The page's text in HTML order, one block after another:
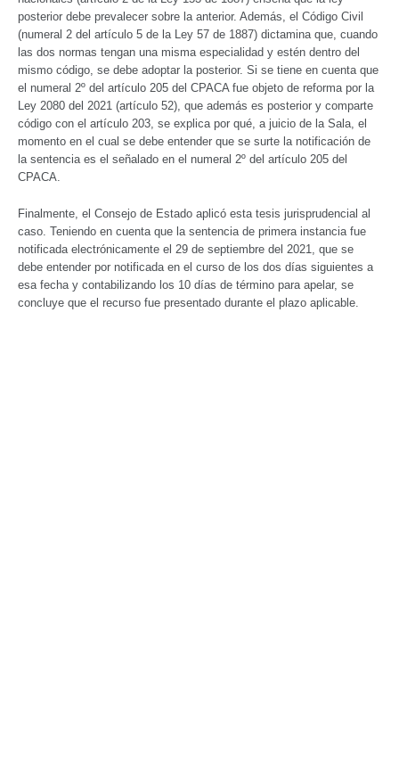
posterior debe prevalecer sobre la anterior. Además, el Código Civil
(numeral 2 del artículo 5 de la Ley 57 de 1887) dictamina que, cuando
las dos normas tengan una misma especialidad y estén dentro del
mismo código, se debe adoptar la posterior. Si se tiene en cuenta que
el numeral 2º del artículo 205 del CPACA fue objeto de reforma por la
Ley 2080 del 2021 (artículo 52), que además es posterior y comparte
código con el artículo 203, se explica por qué, a juicio de la Sala, el
momento en el cual se debe entender que se surte la notificación de
la sentencia es el señalado en el numeral 2º del artículo 205 del
CPACA.
Finalmente, el Consejo de Estado aplicó esta tesis jurisprudencial al
caso. Teniendo en cuenta que la sentencia de primera instancia fue
notificada electrónicamente el 29 de septiembre del 2021, que se
debe entender por notificada en el curso de los dos días siguientes a
esa fecha y contabilizando los 10 días de término para apelar, se
concluye que el recurso fue presentado durante el plazo aplicable.